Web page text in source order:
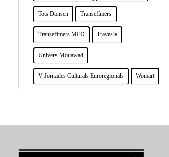
Tots Dansen Transefímers
Transefímers MED Travesía
Univers Mouawad
V Jornades Culturals Euroregionals Womart